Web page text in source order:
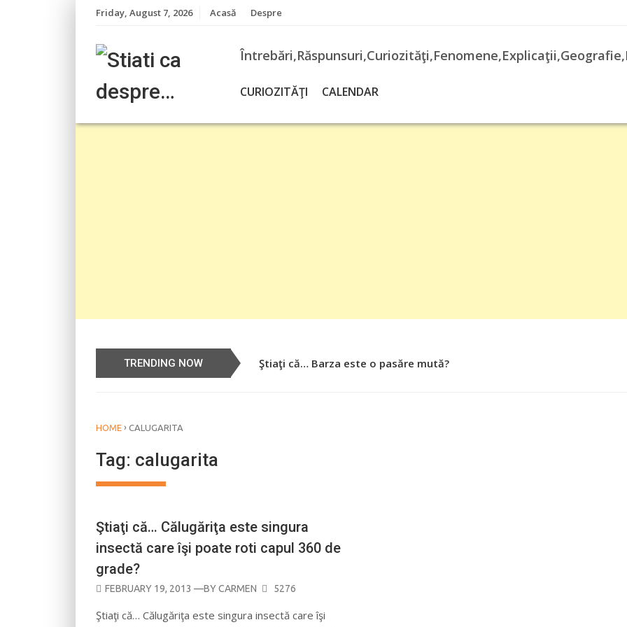
Friday, August 7, 2026 Acasă Despre
CURIOZITĂŢI CALENDAR
TRENDING NOW Ştiaţi că… Barza este o pasăre mută?
Știați că… Roşiile îsi păstrează substanţele benefice organismului
HOME › CALUGARITA
Tag: calugarita
Ştiaţi că… Călugăriţa este singura
insectă care îşi poate roti capul 360 de
grade?
POSTED
FEBRUARY 19, 2013 —BYCARMEN 5276
Ştiaţi că… Călugăriţa este singura insectă care îşi